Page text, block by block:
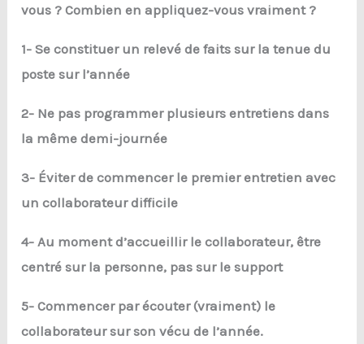
vous ? Combien en appliquez-vous vraiment ?
1- Se constituer un relevé de faits sur la tenue du
poste sur l’année
2- Ne pas programmer plusieurs entretiens dans
la même demi-journée
3- Éviter de commencer le premier entretien avec
un collaborateur difficile
4- Au moment d’accueillir le collaborateur, être
centré sur la personne, pas sur le support
5- Commencer par écouter (vraiment) le
collaborateur sur son vécu de l’année.